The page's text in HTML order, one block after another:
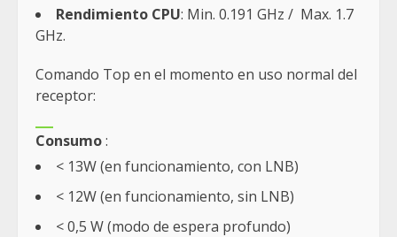
Rendimiento CPU: Min. 0.191 GHz / Max. 1.7
GHz.
Comando Top en el momento en uso normal del
receptor:
Consumo:
< 13W (en funcionamiento, con LNB)
< 12W (en funcionamiento, sin LNB)
< 0,5 W (modo de espera profundo)